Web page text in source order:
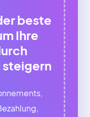
beste
Ihre
steigern